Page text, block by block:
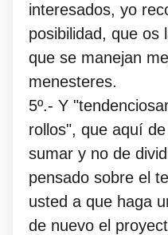
interesados, yo
posibilidad, que os
que se manejan
menesteres.
5º.- Y
rollos", que aquí
sumar y no de
pensado sobre el
usted a que haga
de nuevo el